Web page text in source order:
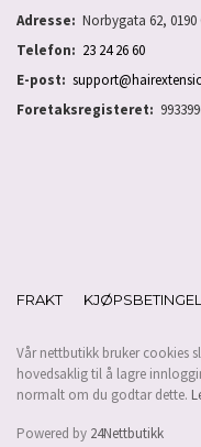
Adresse: Norbygata 62, 0190
Telefon: 23 24 26 60
E-post:
Foretaksregisteret:
FRAKT
Vår nettbutikk bruker cookies
hovedsaklig til å lagre
normalt om du godtar dette.
Powered by 24Nettbutikk